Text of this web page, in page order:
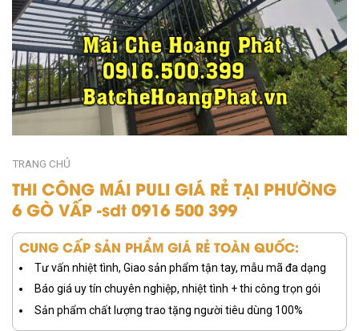
TRANG CHỦ
THI CÔNG MÁI PULI GIÁ RẺ TẠI PHƯỜNG
6 GÒ VẤP -sdt 0916 500 399
CUNG CẤP SẢN PHẨM GIÁ RẺ TOÀN QUỐC:
Tư vấn nhiệt tình, Giao sản phẩm tận tay, mẫu mã đa dạng
Báo giá uy tín chuyên nghiệp, nhiệt tình + thi công trọn gói
Sản phẩm chất lượng trao tặng người tiêu dùng 100%